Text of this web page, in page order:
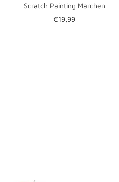
Scratch Painting Märchen
Angebotspreis
€19,99